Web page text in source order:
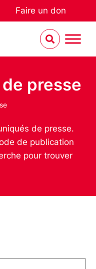
Faire un don
presse
de presse.
de publication
pour trouver